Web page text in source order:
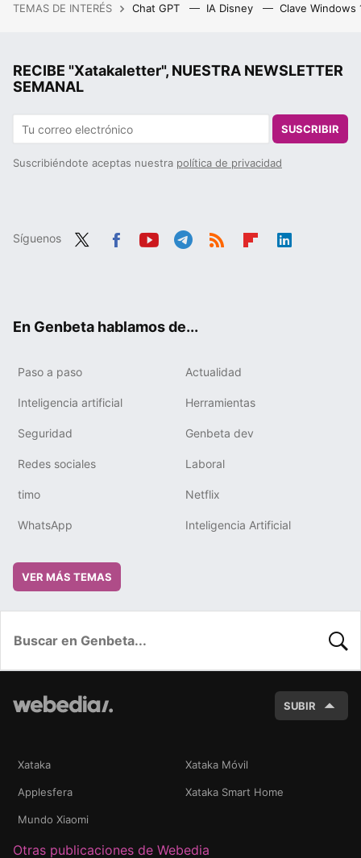
TEMAS DE INTERÉS Chat GPT IA Disney Clave Windows
RECIBE "Xatakaletter", NUESTRA NEWSLETTER
SEMANAL
SUSCRIBIR
Suscribiéndote aceptas nuestra política de privacidad
Síguenos
En Genbeta hablamos de...
Paso a paso Actualidad
Inteligencia artificial Herramientas
Seguridad Genbeta dev
Redes sociales Laboral
timo Netflix
WhatsApp Inteligencia Artificial
VER MÁS TEMAS
SUBIR
Xataka Xataka Móvil
Applesfera Xataka Smart Home
Mundo Xiaomi
Otras publicaciones de Webedia